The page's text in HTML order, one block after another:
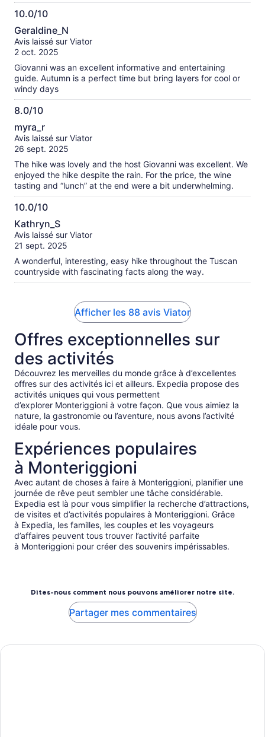
Chianti wines.
10.0/10
10.0
sur
10
Geraldine_N
Avis laissé sur Viator
2 oct. 2025
Giovanni was an excellent informative and entertaining
guide. Autumn is a perfect time but bring layers for cool or
windy days
8.0/10
sur
10
myra_r
Avis laissé sur Viator
26 sept. 2025
The hike was lovely and the host Giovanni was excellent. We
enjoyed the hike despite the rain. For the price, the wine
tasting and “lunch” at the end were a bit underwhelming.
10.0/10
10.0
sur
10
Kathryn_S
Avis laissé sur Viator
21 sept. 2025
A wonderful, interesting, easy hike throughout the Tuscan
countryside with fascinating facts along the way.
Afficher les 88 avis Viator
Offres exceptionnelles sur
des activités
Découvrez les merveilles du monde grâce à d’excellentes
offres sur des activités ici et ailleurs. Expedia propose des
activités uniques qui vous permettent
d’explorer Monteriggioni à votre façon. Que vous aimiez la
nature, la gastronomie ou l’aventure, nous avons l’activité
idéale pour vous.
Expériences populaires
à Monteriggioni
Avec autant de choses à faire à Monteriggioni, planifier une
journée de rêve peut sembler une tâche considérable.
Expedia est là pour vous simplifier la recherche d’attractions,
de visites et d’activités populaires à Monteriggioni. Grâce
à Expedia, les familles, les couples et les voyageurs
d’affaires peuvent tous trouver l’activité parfaite
à Monteriggioni pour créer des souvenirs impérissables.
Dites-nous comment nous pouvons améliorer notre site.
Partager mes commentaires